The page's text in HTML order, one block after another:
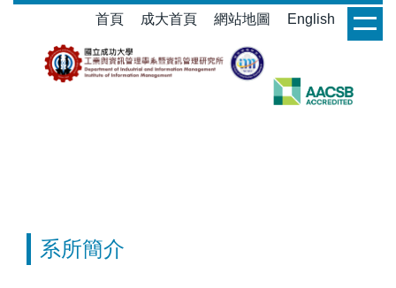
首頁 成大首頁 網站地圖 English login
系所簡介